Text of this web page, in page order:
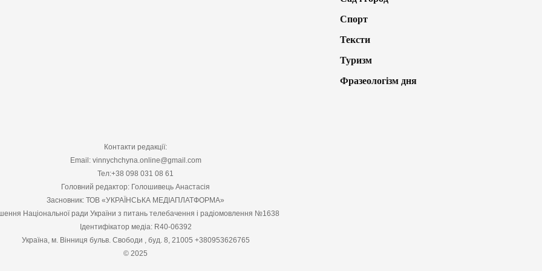
Спорт
Тексти
Туризм
Фразеологізм дня
Контакти редакції:
Email: vinnychchyna.online@gmail.com
Тел:+38 098 031 08 61
Головний редактор: Голошивець Анастасія
Засновник: ТОВ «УКРАЇНСЬКА МЕДІАПЛАТФОРМА»
Національної ради України з питань телебачення і радіомовлення №1638
Ідентифікатор медіа: R40-06392
Україна, м. Вінниця бульв. Свободи , буд. 8, 21005 +380953626765
© 2025